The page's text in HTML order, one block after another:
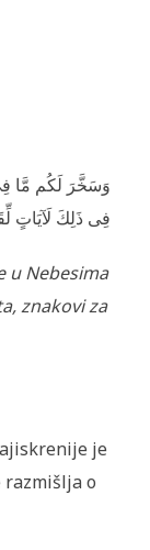
وَسَخَّرَ‌ لَكُم مَّا
فِى ذَلِكَ لَآيَاتٍ
u Nebesima
znakovi za
je
o